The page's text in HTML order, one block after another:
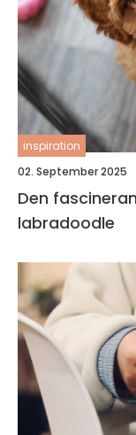
inspiration
02. September 2025
Den
labradoodle